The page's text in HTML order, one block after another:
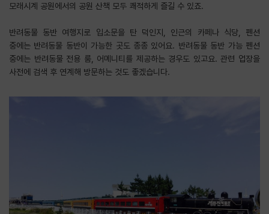
모래시계 공원에서의 공원 산책 모두 쾌적하게 즐길 수 있죠.
​반려동물 동반 여행지로 입소문을 탄 덕인지, 인근의 카페나 식당, 펜션
중에는 반려동물 동반이 가능한 곳도 종종 있어요. 반려동물 동반 가능 펜션
중에는 반려동물 전용 룸, 어메니티를 제공하는 경우도 있고요. 관련 업장을
사전에 검색 후 연계해 방문하는 것도 좋겠습니다.